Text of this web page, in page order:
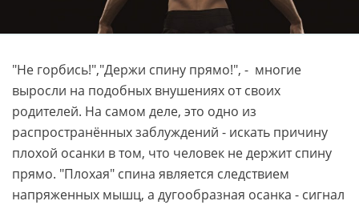
"Не горбись!","Держи спину прямо!", - многие
выросли на подобных внушениях от своих
родителей. На самом деле, это одно из
распространённых заблуждений - искать причину
плохой осанки в том, что человек не держит спину
прямо. "Плохая" спина является следствием
напряженных мышц, а дугообразная осанка - сигнал